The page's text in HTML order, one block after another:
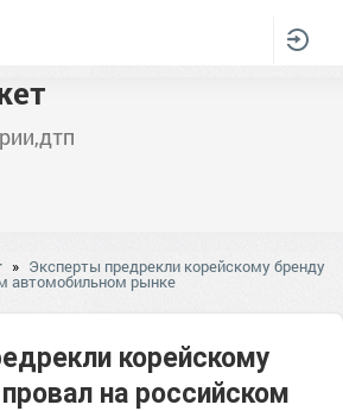
» Эксперты предрекли корейскому бренду
автомобильном рынке
корейскому
на российском